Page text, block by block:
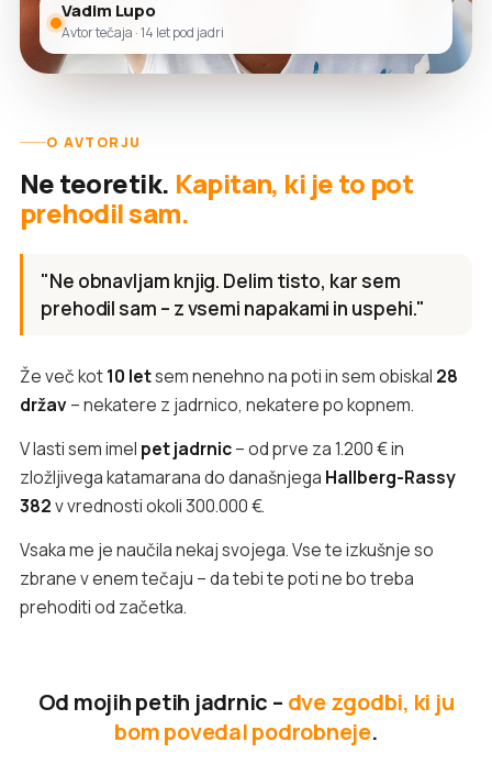
Vadim Lupo
Avtor tečaja · 14 let pod jadri
O AVTORJU
Ne teoretik. Kapitan, ki je to pot
prehodil sam.
"Ne obnavljam knjig. Delim tisto, kar sem
prehodil sam – z vsemi napakami in uspehi."
Že več kot10 letsem nenehno na poti in sem obiskal 28
držav– nekatere z jadrnico, nekatere po kopnem.
V lasti sem imel pet jadrnic– od prve za 1.200 € in
zložljivega katamarana do današnjega Hallberg-Rassy
382v vrednosti okoli 300.000 €.
Vsaka me je naučila nekaj svojega. Vse te izkušnje so
zbrane v enem tečaju – da tebi te poti ne bo treba
prehoditi od začetka.
Od mojih petih jadrnic – dve zgodbi, ki ju
bom povedal podrobneje.